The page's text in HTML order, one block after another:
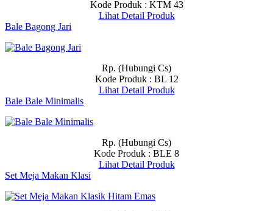
Kode Produk : KTM 43
Lihat Detail Produk
Bale Bagong Jari
Rp. (Hubungi Cs)
Kode Produk : BL 12
Lihat Detail Produk
Bale Bale Minimalis
Rp. (Hubungi Cs)
Kode Produk : BLE 8
Lihat Detail Produk
Set Meja Makan Klasi